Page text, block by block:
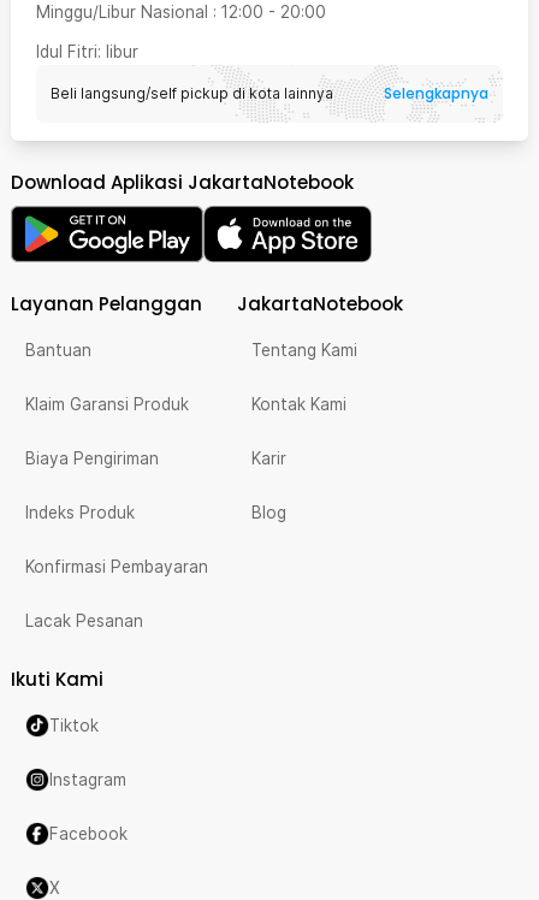
Minggu/Libur Nasional : 12:00 - 20:00
Idul Fitri: libur
Beli langsung/self pickup di kota lainnya Selengkapnya
Download Aplikasi JakartaNotebook
Layanan Pelanggan
Bantuan
Klaim Garansi Produk
Biaya Pengiriman
Indeks Produk
Konfirmasi Pembayaran
Lacak Pesanan
JakartaNotebook
Tentang Kami
Kontak Kami
Karir
Blog
Ikuti Kami
Tiktok
Instagram
Facebook
X